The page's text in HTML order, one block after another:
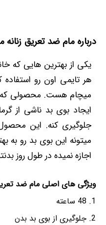
درباره مام ضد تعریق زنانه
یکی از بهترین هایی که
هر تایمی اون رو
ایجاد بوی بد ناشی از
جلوگیری کنه. این
میتونه این بوی بد رو به
اجازه نمیده در طول روز
ویژگی های اصلی مام ضد
48 ساعته
جلوگیری از بوی بد بدن